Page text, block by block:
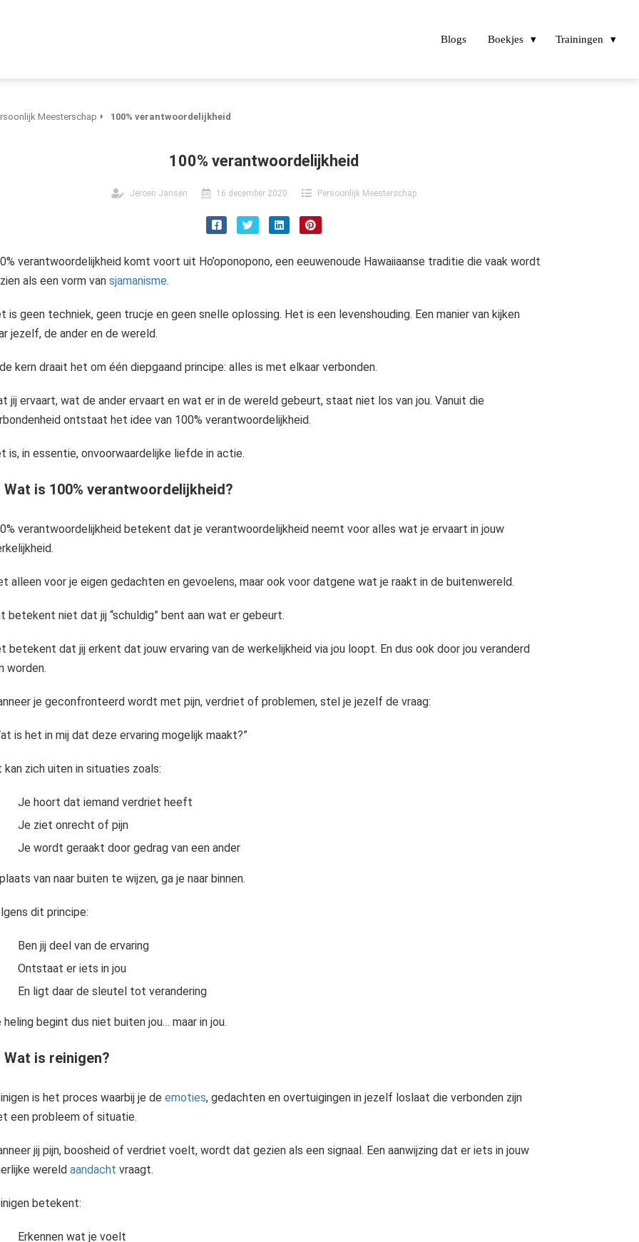
Blogs Boekjes Trainingen
Meesterschap 100% verantwoordelijkheid
100% verantwoordelijkheid
Jeroen Jansen 16 december 2020 Persoonlijk Meesterschap
verantwoordelijkheid komt voort uit Ho’oponopono, een eeuwenoude Hawaiiaanse traditie die vaak wordt
als een vorm van sjamanisme.
is geen techniek, geen trucje en geen snelle oplossing. Het is een levenshouding. Een manier van kijken
jezelf, de ander en de wereld.
kern draait het om één diepgaand principe: alles is met elkaar verbonden.
jij ervaart, wat de ander ervaart en wat er in de wereld gebeurt, staat niet los van jou. Vanuit die
ontstaat het idee van 100% verantwoordelijkheid.
is, in essentie, onvoorwaardelijke liefde in actie.
Wat is 100% verantwoordelijkheid?
verantwoordelijkheid betekent dat je verantwoordelijkheid neemt voor alles wat je ervaart in jouw
alleen voor je eigen gedachten en gevoelens, maar ook voor datgene wat je raakt in de buitenwereld.
betekent niet dat jij “schuldig” bent aan wat er gebeurt.
betekent dat jij erkent dat jouw ervaring van de werkelijkheid via jou loopt. En dus ook door jou veranderd
worden.
je geconfronteerd wordt met pijn, verdriet of problemen, stel je jezelf de vraag:
is het in mij dat deze ervaring mogelijk maakt?”
kan zich uiten in situaties zoals:
Je hoort dat iemand verdriet heeft
Je ziet onrecht of pijn
Je wordt geraakt door gedrag van een ander
van naar buiten te wijzen, ga je naar binnen.
dit principe:
Ben jij deel van de ervaring
Ontstaat er iets in jou
En ligt daar de sleutel tot verandering
heling begint dus niet buiten jou… maar in jou.
Wat is reinigen?
is het proces waarbij je de emoties, gedachten en overtuigingen in jezelf loslaat die verbonden zijn
een probleem of situatie.
jij pijn, boosheid of verdriet voelt, wordt dat gezien als een signaal. Een aanwijzing dat er iets in jouw
wereld aandacht vraagt.
betekent:
Erkennen wat je voelt